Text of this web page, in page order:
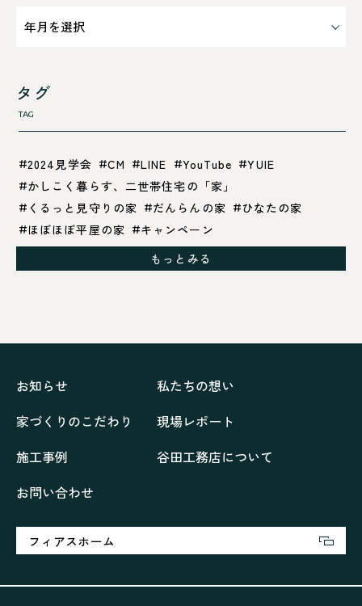
タグ
TAG
2024見学会 CM LINE YouTube
YUIE
かしこく暮らす、二世帯住宅の「家」
くるっと見守りの家
だんらんの家
ひなたの家
ほぼほぼ平屋の家
キャンペーン
グレイッシュでクールな家
シックブラウンで調和する「家」
住み継ぐ家
優美な「家」
光に集う家
喜びをデザインする家
四角で彩る家
大浦の「家」
家事が楽しくなる家
家族の声が聞こえる家
家族ラン欒の家
愛犬と暮らすワンダフルな家
楽しく過ごす「家」
気密性
無駄を無くした「家」
もっとみる
お知らせ
私たちの想い
家づくりのこだわり
現場レポート
施工事例
谷田工務店について
お問い合わせ
フィアスホーム